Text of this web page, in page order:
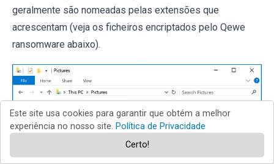
geralmente são nomeadas pelas extensões que
acrescentam (veja os ficheiros encriptados pelo Qewe
ransomware abaixo).
Este site usa cookies para garantir que obtém a melhor
experiência no nosso site. Política de Privacidade
Certo!